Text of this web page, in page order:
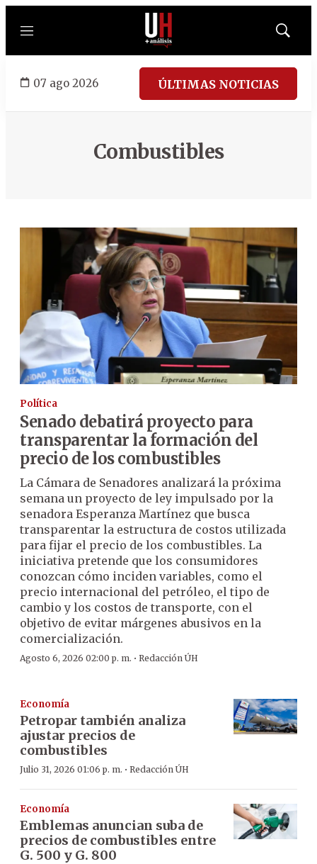
Menú
Mostrar
07 ago 2026 ÚLTIMAS NOTICIAS
Combustibles
Política
Senado debatirá proyecto para
transparentar la formación del
precio de los combustibles
La Cámara de Senadores analizará la próxima
semana un proyecto de ley impulsado por la
senadora Esperanza Martínez que busca
transparentar la estructura de costos utilizada
para fijar el precio de los combustibles. La
iniciativa pretende que los consumidores
conozcan cómo inciden variables, como el
precio internacional del petróleo, el tipo de
cambio y los costos de transporte, con el
objetivo de evitar márgenes abusivos en la
comercialización.
Agosto 6, 2026 02:00 p. m. · Redacción ÚH
Economía
Petropar también analiza
ajustar precios de
combustibles
Julio 31, 2026 01:06 p. m. · Redacción ÚH
Economía
Emblemas anuncian suba de
precios de combustibles entre
G. 500 y G. 800